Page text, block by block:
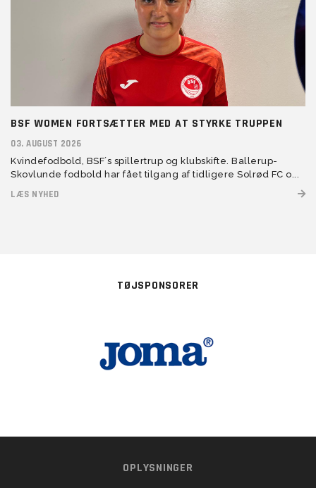
BSF WOMEN FORTSÆTTER MED AT STYRKE TRUPPEN
03. AUGUST 2026
Kvindefodbold, BSF´s spillertrup og klubskifte. Ballerup-
Skovlunde fodbold har fået tilgang af tidligere Solrød FC o...
LÆS NYHED
TØJSPONSORER
OPLYSNINGER